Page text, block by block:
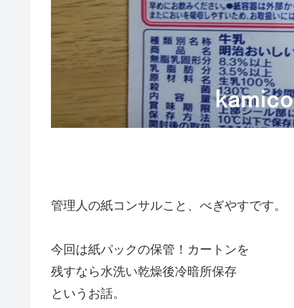
管理人の紙コンサルこと、べぎやすです。
今回は紙パックの保管！カートンを
残すなら水洗い乾燥後冷暗所保存
というお話。